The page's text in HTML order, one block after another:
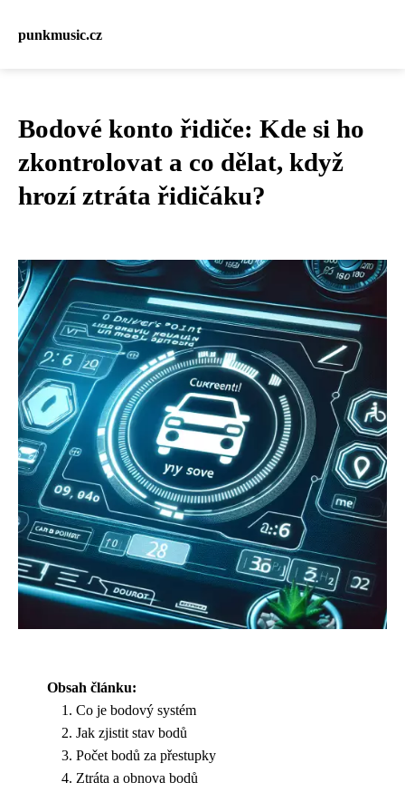
punkmusic.cz
Bodové konto řidiče: Kde si ho
zkontrolovat a co dělat, když
hrozí ztráta řidičáku?
Obsah článku:
Co je bodový systém
Jak zjistit stav bodů
Počet bodů za přestupky
Ztráta a obnova bodů